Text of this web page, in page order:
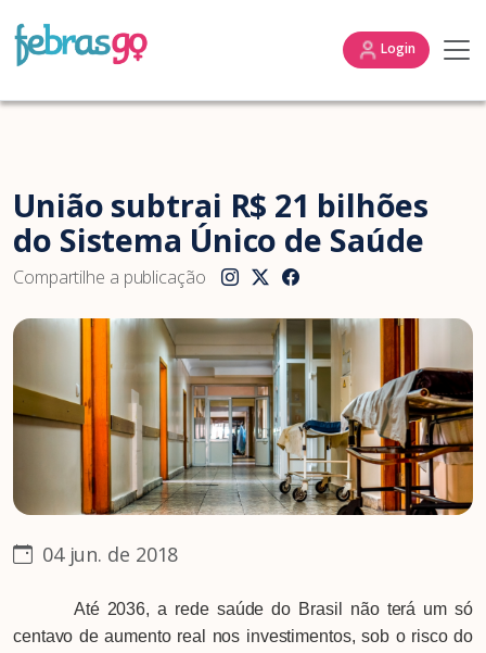
Login
União subtrai R$ 21 bilhões
do Sistema Único de Saúde
Compartilhe a publicação
04 jun. de 2018
Até 2036, a rede saúde do Brasil não terá um só
centavo de aumento real nos investimentos, sob o risco do